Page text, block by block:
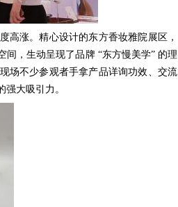
高涨。精心设计的东方香妆雅院展区，
，生动呈现了品牌 “东方慢美学” 的理
场不少参观者手拿产品详询功效、交流
大吸引力。